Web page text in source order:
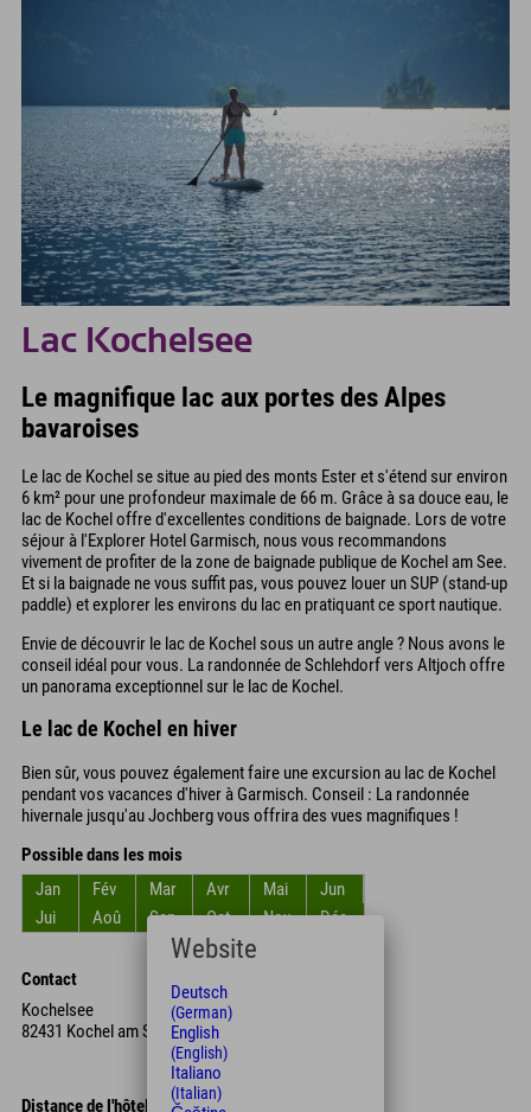
Lac Kochelsee
Le magnifique lac aux portes des Alpes
bavaroises
Le lac de Kochel se situe au pied des monts Ester et s'étend sur environ
6 km² pour une profondeur maximale de 66 m. Grâce à sa douce eau, le
lac de Kochel offre d'excellentes conditions de baignade. Lors de votre
séjour à l'Explorer Hotel Garmisch, nous vous recommandons
vivement de profiter de la zone de baignade publique de Kochel am See.
Et si la baignade ne vous suffit pas, vous pouvez louer un SUP (stand-up
paddle) et explorer les environs du lac en pratiquant ce sport nautique.
Envie de découvrir le lac de Kochel sous un autre angle ? Nous avons le
conseil idéal pour vous. La randonnée de Schlehdorf vers Altjoch offre
un panorama exceptionnel sur le lac de Kochel.
Le lac de Kochel en hiver
Bien sûr, vous pouvez également faire une excursion au lac de Kochel
pendant vos vacances d'hiver à Garmisch. Conseil : La randonnée
hivernale jusqu'au Jochberg vous offrira des vues magnifiques !
Possible dans les mois
Jan
Fév Mar Avr Mai
Jun
Jui
Aoû Sep Oct Nov Déc
Contact
Kochelsee
82431 Kochel am See
Distance de l'hôtel
Website
Deutsch
(German)
English
(English)
Italiano
(Italian)